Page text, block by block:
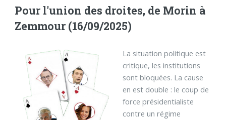
Pour l'union des droites, de Morin à
Zemmour (16/09/2025)
La situation politique est
critique, les institutions
sont bloquées. La cause
en est double : le coup de
force présidentialiste
contre un régime